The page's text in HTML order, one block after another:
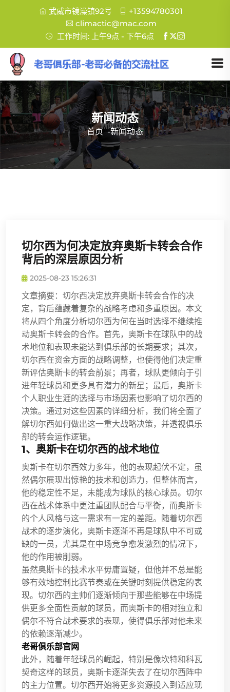
武威市镜澡镇92号
+13594780301
climactic@mac.com
工作时间: 上午9点 - 下午6点
新闻动态
首页 -新闻动态
切尔西为何决定放弃奥斯卡转会合作
背后的深层原因分析
2025-08-23 15:26:31
文章摘要：切尔西决定放弃奥斯卡转会合作的决
定，背后蕴藏着复杂的战略考虑和多重原因。本文
将从四个角度分析切尔西为何在当时选择不继续推
动奥斯卡转会的合作。首先，奥斯卡在球队中的战
术地位和表现未能达到俱乐部的长期要求；其次，
切尔西在资金方面的战略调整，也使得他们决定重
新评估奥斯卡的转会前景；再者，球队更倾向于引
进年轻球员和更多具有潜力的新星；最后，奥斯卡
个人职业生涯的选择与市场因素也影响了切尔西的
决策。通过对这些因素的详细分析，我们将全面了
解切尔西如何做出这一重大战略决策，并透视俱乐
部的转会运作逻辑。
1、奥斯卡在切尔西的战术地位
奥斯卡在切尔西效力多年，他的表现起伏不定，虽
然偶尔展现出惊艳的技术和创造力，但整体而言，
他的稳定性不足，未能成为球队的核心球员。切尔
西在战术体系中更注重团队配合与平衡，而奥斯卡
的个人风格与这一需求有一定的差距。随着切尔西
战术的逐步演化，奥斯卡逐渐不再是球队中不可或
缺的一员，尤其是在中场竞争愈发激烈的情况下，
他的作用被削弱。
虽然奥斯卡的技术水平毋庸置疑，但他并不总是能
够有效地控制比赛节奏或在关键时刻提供稳定的表
现。切尔西的主帅们逐渐倾向于那些能够在中场提
供更多全面性贡献的球员，而奥斯卡的相对独立和
偶尔不符合战术要求的表现，使得俱乐部对他未来
的依赖逐渐减少。
老哥俱乐部官网
此外，随着年轻球员的崛起，特别是像坎特和科瓦
契奇这样的球员，奥斯卡逐渐失去了在切尔西阵中
的主力位置。切尔西开始将更多资源投入到适应现